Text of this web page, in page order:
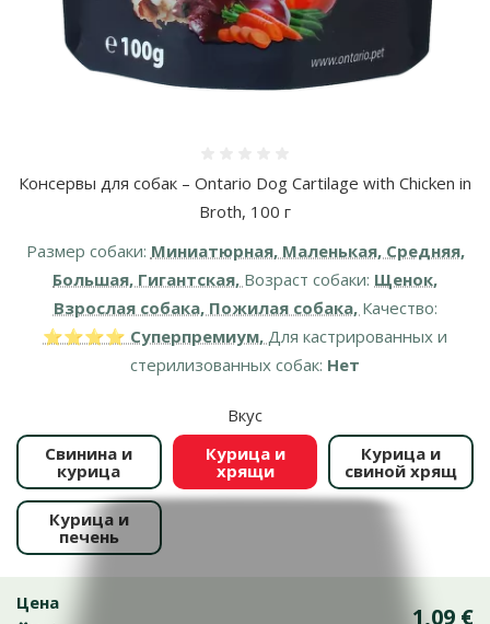
Консервы для собак – Ontario Dog Cartilage with Chicken in
Broth, 100 г
Размер собаки: Миниатюрная, Маленькая, Средняя,
Большая, Гигантская, Возраст собаки: Щенок,
Взрослая собака, Пожилая собака, Качество:
⭐⭐⭐⭐ Суперпремиум, Для кастрированных и
стерилизованных собак: Нет
Вкус
Свинина и
курица
Курица и
хрящи
Курица и
свиной хрящ
Курица и
печень
Цена 1,09 €